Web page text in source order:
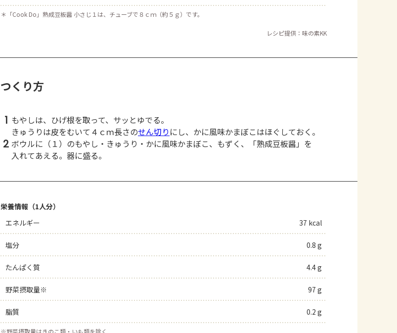
＊ 「Cook Do」熟成豆板醤 小さじ１は、チューブで８ｃｍ（約５ｇ）です。
レシピ提供：味の素KK
つくり方
1 もやしは、ひげ根を取って、サッとゆでる。
きゅうりは皮をむいて４ｃｍ長さのせん切り にし、かに風味かまぼこはほぐしておく。
2 ボウルに（１）のもやし・きゅうり・かに風味かまぼこ、もずく、「熟成豆板醤」を
入れてあえる。器に盛る。
栄養情報（1人分）
エネルギー
37 kcal
塩分 0.8 g
たんぱく質 4.4 g
野菜摂取量※ 97 g
脂質 0.2 g
※野菜摂取量はきのこ類・いも類を除く